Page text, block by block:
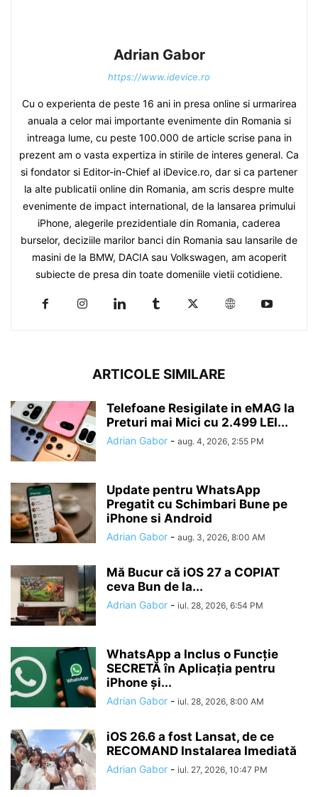
Adrian Gabor
https://www.idevice.ro
Cu o experienta de peste 16 ani in presa online si urmarirea
anuala a celor mai importante evenimente din Romania si
intreaga lume, cu peste 100.000 de article scrise pana in
prezent am o vasta expertiza in stirile de interes general. Ca
si fondator si Editor-in-Chief al iDevice.ro, dar si ca partener
la alte publicatii online din Romania, am scris despre multe
evenimente de impact international, de la lansarea primului
iPhone, alegerile prezidentiale din Romania, caderea
burselor, deciziile marilor banci din Romania sau lansarile de
masini de la BMW, DACIA sau Volkswagen, am acoperit
subiecte de presa din toate domeniile vietii cotidiene.
ARTICOLE SIMILARE
Telefoane Resigilate in eMAG la
Preturi mai Mici cu 2.499 LEI...
Adrian Gabor - aug. 4, 2026, 2:55 PM
Update pentru WhatsApp
Pregatit cu Schimbari Bune pe
iPhone si Android
Adrian Gabor - aug. 3, 2026, 8:00 AM
Mă Bucur că iOS 27 a COPIAT
ceva Bun de la...
Adrian Gabor - iul. 28, 2026, 6:54 PM
WhatsApp a Inclus o Funcție
SECRETĂ în Aplicația pentru
iPhone și...
Adrian Gabor - iul. 28, 2026, 8:00 AM
iOS 26.6 a fost Lansat, de ce
RECOMAND Instalarea Imediată
Adrian Gabor - iul. 27, 2026, 10:47 PM